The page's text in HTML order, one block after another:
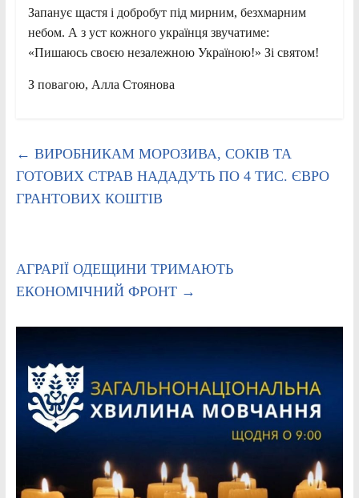
Запанує щастя і добробут під мирним, безхмарним
небом. А з уст кожного українця звучатиме:
«Пишаюсь своєю незалежною Україною!» Зі святом!
З повагою, Алла Стоянова
← ВИРОБНИКАМ МОРОЗИВА, СОКІВ ТА
ГОТОВИХ СТРАВ НАДАДУТЬ ПО 4 ТИС. ЄВРО
ГРАНТОВИХ КОШТІВ
АГРАРІЇ ОДЕЩИНИ ТРИМАЮТЬ
ЕКОНОМІЧНИЙ ФРОНТ →